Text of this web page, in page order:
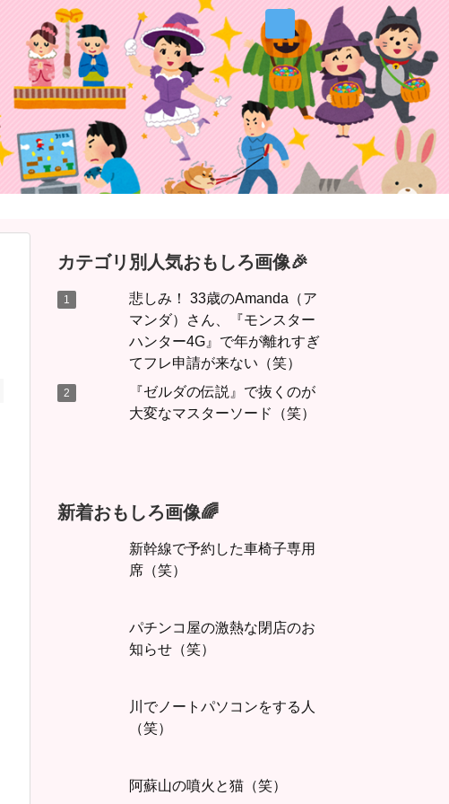
カテゴリ別人気おもしろ画像🎉
悲しみ！ 33歳のAmanda（ア
マンダ）さん、『モンスター
ハンター4G』で年が離れすぎ
てフレ申請が来ない（笑）
『ゼルダの伝説』で抜くのが
大変なマスターソード（笑）
新着おもしろ画像🌈
新幹線で予約した車椅子専用
席（笑）
パチンコ屋の激熱な閉店のお
知らせ（笑）
川でノートパソコンをする人
（笑）
阿蘇山の噴火と猫（笑）